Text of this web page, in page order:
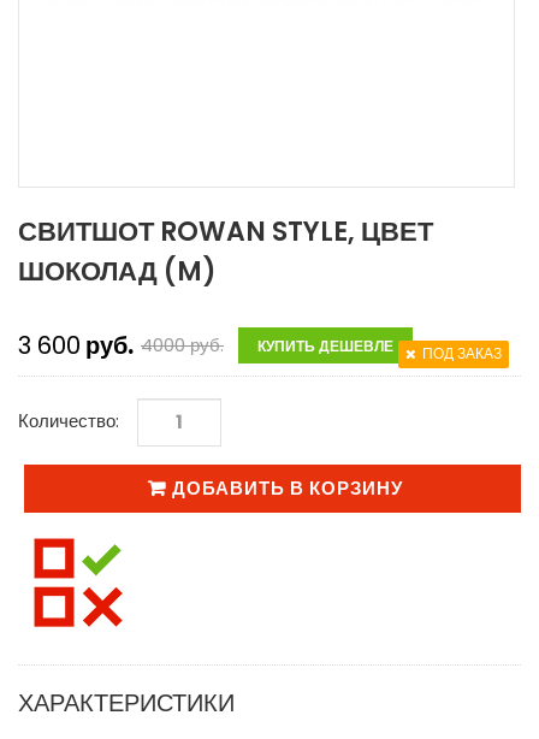
СВИТШОТ ROWAN STYLE, ЦВЕТ
ШОКОЛАД (M)
3 600 руб. 4000руб. КУПИТЬ ДЕШЕВЛЕ ПОД ЗАКАЗ
Количество:
ДОБАВИТЬ В КОРЗИНУ
ХАРАКТЕРИСТИКИ